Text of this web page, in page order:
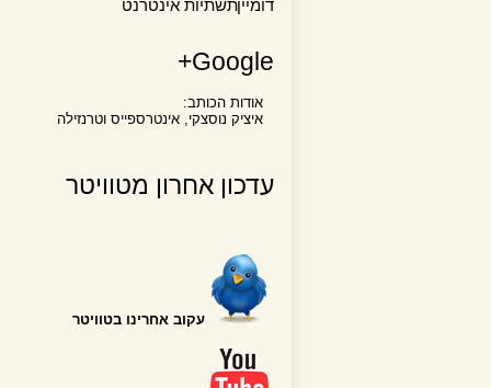
דומייןתשתיות אינטרנט
Google+
אודות הכותב:
איציק נוסצקי, אינטרספייס וטרנזילה
עדכון אחרון מטוויטר
עקוב אחרינו בטוויטר